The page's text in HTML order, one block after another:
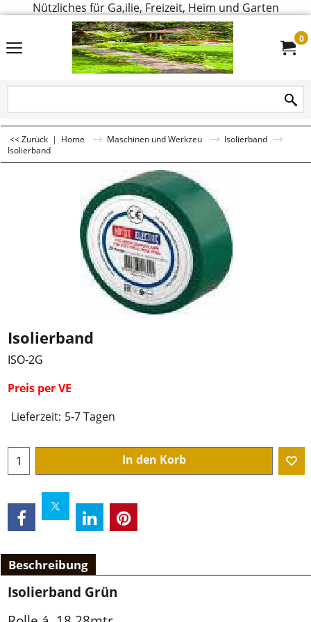
Nützliches für Ga,ilie, Freizeit, Heim und Garten
0
<< Zurück | Home Maschinen und Werkzeu
Isolierband
Isolierband
Isolierband
ISO-2G
Preis per VE
Lieferzeit: 5-7 Tagen
In den Korb
Beschreibung
Isolierband Grün